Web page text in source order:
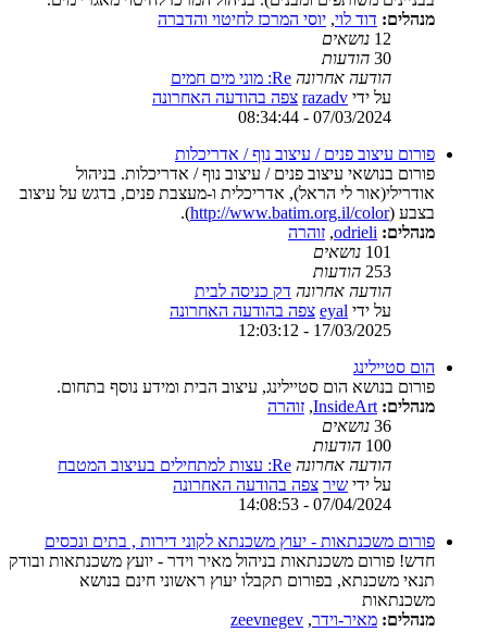
מנהלים: דוד לוי, יוסי המרכז לחיטוי והדברה
12 נושאים
30 הודעות
הודעה אחרונה Re: מוני מים חמים
על ידי razadv צפה בהודעה האחרונה
07/03/2024 - 08:34:44
פורום עיצוב פנים / עיצוב נוף / אדריכלות
פורום בנושאי עיצוב פנים / עיצוב נוף / אדריכלות. בניהול
אודרילי(אור לי הראל), אדריכלית ו-מעצבת פנים, בדגש על עיצוב
בצבע (http://www.batim.org.il/color
).
מנהלים: odrieli
, זוהרה
101 נושאים
253 הודעות
הודעה אחרונה דק כניסה לבית
על ידי eyal צפה בהודעה האחרונה
17/03/2025 - 12:03:12
הום סטיילינג
פורום בנושא הום סטיילינג, עיצוב הבית ומידע נוסף בתחום.
מנהלים: InsideArt
, זוהרה
36 נושאים
100 הודעות
הודעה אחרונה Re: עצות למתחילים בעיצוב המטבח
על ידי שיר צפה בהודעה האחרונה
07/04/2024 - 14:08:53
פורום משכנתאות - יעוץ משכנתא לקוני דירות , בתים ונכסים
חדש! פורום משכנתאות בניהול מאיר וידר - יועץ משכנתאות ובודק
תנאי משכנתא, בפורום תקבלו יעוץ ראשוני חינם בנושא
משכנתאות
מנהלים: מאיר-וידר,
zeevnegev